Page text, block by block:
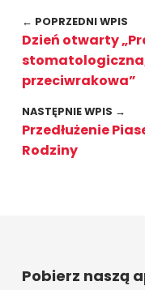
← POPRZEDNI WPIS
Dzień otwarty
przeciwrakowa”
NASTĘPNIE WPIS →
Przedłużenie
Rodziny
Pobierz naszą